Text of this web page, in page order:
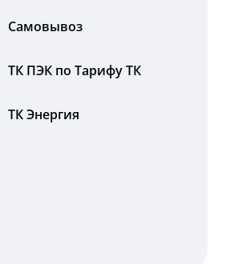
Самовывоз
ТК ПЭК по Тарифу ТК
ТК Энергия